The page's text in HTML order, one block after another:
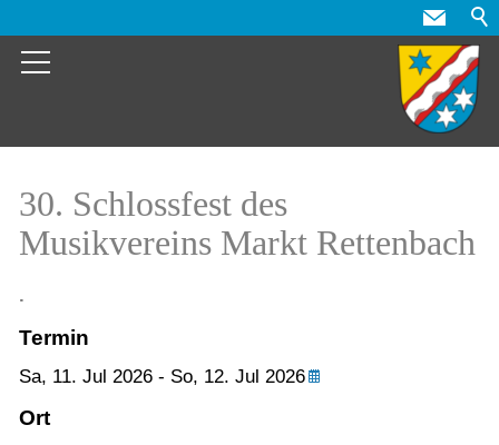
30. Schlossfest des
Musikvereins Markt Rettenbach
.
Termin
Sa, 11. Jul 2026 - So, 12. Jul 2026
Ort